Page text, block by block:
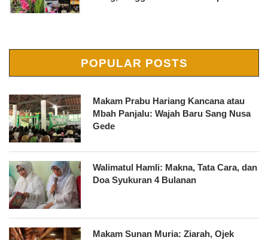
POPULAR POSTS
Makam Prabu Hariang Kancana atau
Mbah Panjalu: Wajah Baru Sang Nusa
Gede
Walimatul Hamli: Makna, Tata Cara, dan
Doa Syukuran 4 Bulanan
Makam Sunan Muria: Ziarah, Ojek